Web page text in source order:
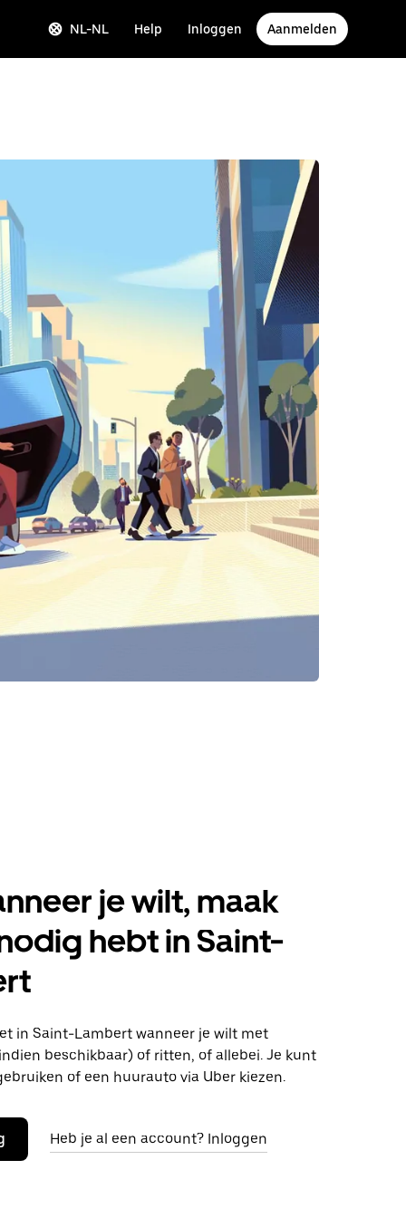
NL-NL Help Inloggen Aanmelden
je wilt, maak
hebt in Saint-
in Saint-Lambert wanneer je wilt met
beschikbaar) of ritten, of allebei. Je kunt
of een huurauto via Uber kiezen.
Heb je al een account? Inloggen